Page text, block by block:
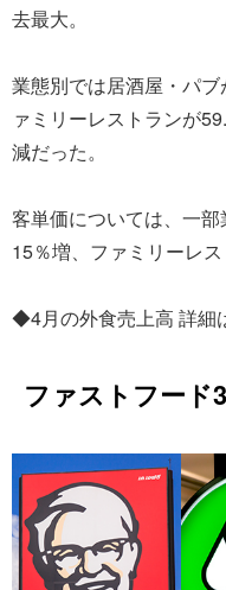
去最大。
業態別では居酒屋・パ
ァミリーレストランが
減だった。
客単価については、一
15％増、ファミリーレ
◆4月の外食売上高 詳細
ファストフード